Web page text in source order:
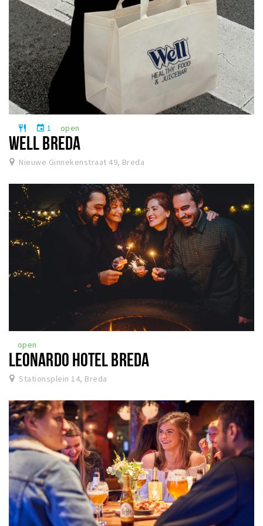
restaurant event 1 open
WELL BREDA
Nieuwe Ginnekenstraat 49, Breda
open
LEONARDO HOTEL BREDA
Stationsplein 14, Breda